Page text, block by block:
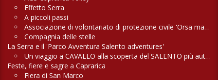
Effetto Serra
A piccoli passi
Associazione di volontariato di protezione civile 'Orsa maggiore'
Compagnia delle stelle
La Serra e il 'Parco Avventura Salento adventures'
Un viaggio a CAVALLO alla scoperta del SALENTO più autentico
Feste, fiere e sagre a Caprarica
Fiera di San Marco